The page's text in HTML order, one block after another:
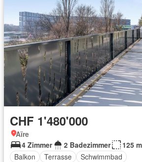
CHF 1'480'000
Aïre
4 Zimmer
2 Badezimmer
125
Balkon
Terrasse Schwimmbad